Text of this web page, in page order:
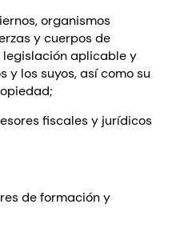
organismos
y cuerpos de
aplicable y
y los suyos, así como su
fiscales y jurídicos
de formación y